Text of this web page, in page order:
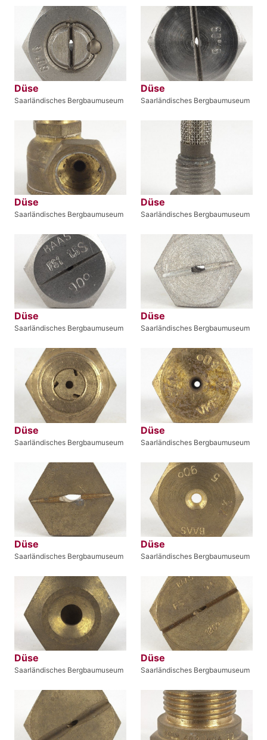
Düse
Saarländisches Bergbaumuseum
Düse
Saarländisches Bergbaumuseum
Düse
Saarländisches Bergbaumuseum
Düse
Saarländisches Bergbaumuseum
Düse
Saarländisches Bergbaumuseum
Düse
Saarländisches Bergbaumuseum
Düse
Saarländisches Bergbaumuseum
Düse
Saarländisches Bergbaumuseum
Düse
Saarländisches Bergbaumuseum
Düse
Saarländisches Bergbaumuseum
Düse
Saarländisches Bergbaumuseum
Düse
Saarländisches Bergbaumuseum